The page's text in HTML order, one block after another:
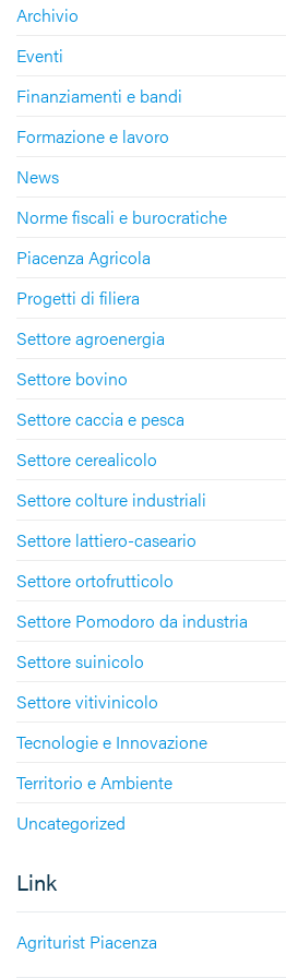
Archivio
Eventi
Finanziamenti e bandi
Formazione e lavoro
News
Norme fiscali e burocratiche
Piacenza Agricola
Progetti di filiera
Settore agroenergia
Settore bovino
Settore caccia e pesca
Settore cerealicolo
Settore colture industriali
Settore lattiero-caseario
Settore ortofrutticolo
Settore Pomodoro da industria
Settore suinicolo
Settore vitivinicolo
Tecnologie e Innovazione
Territorio e Ambiente
Uncategorized
Link
Agriturist Piacenza